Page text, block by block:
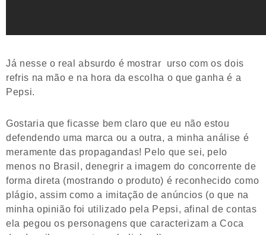
Já nesse o real absurdo é mostrar urso com os dois
refris na mão e na hora da escolha o que ganha é a
Pepsi.
Gostaria que ficasse bem claro que eu não estou
defendendo uma marca ou a outra, a minha análise é
meramente das propagandas! Pelo que sei, pelo
menos no Brasil, denegrir a imagem do concorrente de
forma direta (mostrando o produto) é reconhecido como
plágio, assim como a imitação de anúncios (o que na
minha opinião foi utilizado pela Pepsi, afinal de contas
ela pegou os personagens que caracterizam a Coca